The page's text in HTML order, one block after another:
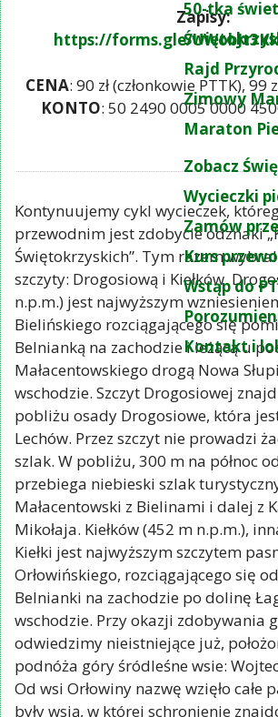
50-tka
Rajd
Zimowy
Maraton
Zobacz
Wycieczki
Zamów
Kurs
Wstąp do
Kontakt i
Zapisy:
https://forms.gle/
CENA: 90 zł (członkowie PTTK), 99
KONTO: 50 2490 0005 0000
Kontynuujemy cykl wycieczek,
przewodnim jest zdobycie odznaki
Świętokrzyskich”. Tym razem
szczyty: Drogosiową i Kiełków.
n.p.m.) jest najwyższym
Bielińskiego rozciągającego się
Belnianką na zachodzie i leżącą u
Małacentowskiego drogą Nowa
wschodzie. Szczyt Drogosiowej
pobliżu osady Drogosiowe, która
Lechów. Przez szczyt nie prowadzi
szlak. W pobliżu, 300 m na północ
przebiega niebieski szlak turystyczny
Małacentowski z Bielinami i dalej z
Mikołaja. Kiełków (452 m n.p.m.),
Kiełki jest najwyższym szczytem
Orłowińskiego, rozciągającego się
Belnianki na zachodzie po dolinę
wschodzie. Przy okazji zdobywania
odwiedzimy nieistniejące już,
podnóża góry śródleśne wsie:
Od wsi Orłowiny nazwę wzięło całe
były wsią, w której schronienie